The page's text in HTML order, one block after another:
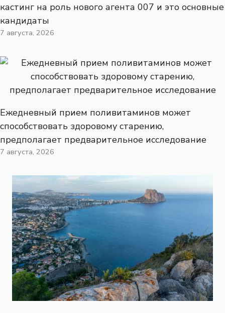
кастинг на роль нового агента 007 и это основные
кандидаты
7 августа, 2026
Ежедневный прием поливитаминов может
способствовать здоровому старению,
предполагает предварительное исследование
7 августа, 2026